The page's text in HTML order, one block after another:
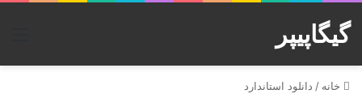
گیگاپیپر
خانه / دانلود استاندارد